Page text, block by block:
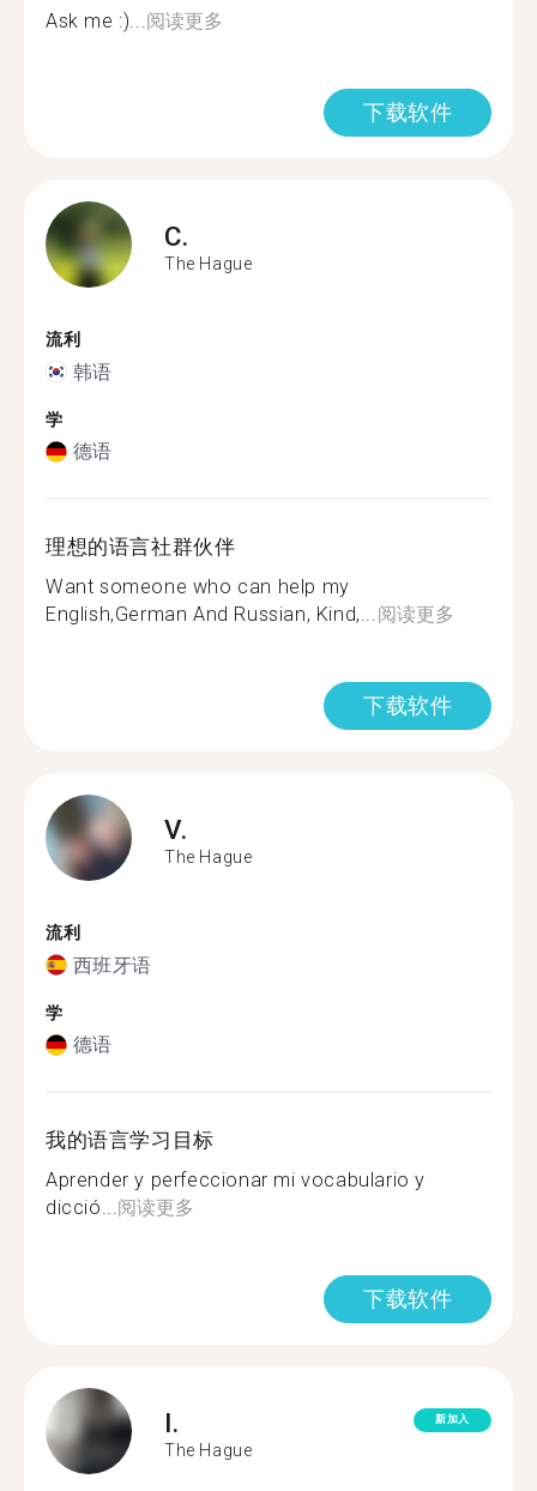
Ask me :)...阅读更多
下载软件
C.
The Hague
流利
韩语
学
德语
理想的语言社群伙伴
Want someone who can help my
English,German And Russian, Kind,...阅读更多
下载软件
V.
The Hague
流利
西班牙语
学
德语
我的语言学习目标
Aprender y perfeccionar mi vocabulario y
dicció...阅读更多
下载软件
I.
The Hague
新加入